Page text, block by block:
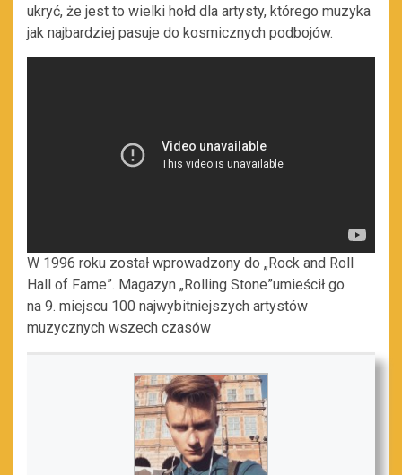
ukryć, że jest to wielki hołd dla artysty, którego muzyka
jak najbardziej pasuje do kosmicznych podbojów.
W 1996 roku został wprowadzony do „Rock and Roll
Hall of Fame”. Magazyn „Rolling Stone”umieścił go
na 9. miejscu 100 najwybitniejszych artystów
muzycznych wszech czasów